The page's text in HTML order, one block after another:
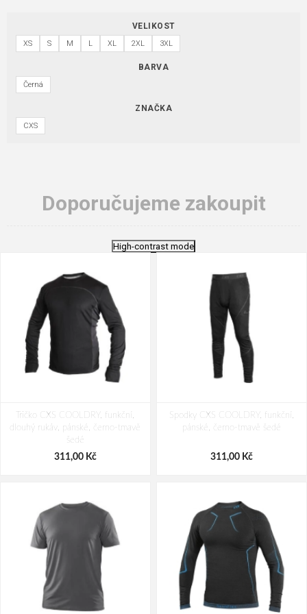
VELIKOST
XS S M L XL 2XL 3XL
BARVA
Černá
ZNAČKA
CXS
Doporučujeme zakoupit
High-contrast mode
Tričko CXS COOLDRY, funkční,
dlouhý rukáv, pánské, černo-tmavě
šedé
311,00 Kč
Spodky CXS COOLDRY, funkční,
pánské, černo-tmavě šedé
311,00 Kč